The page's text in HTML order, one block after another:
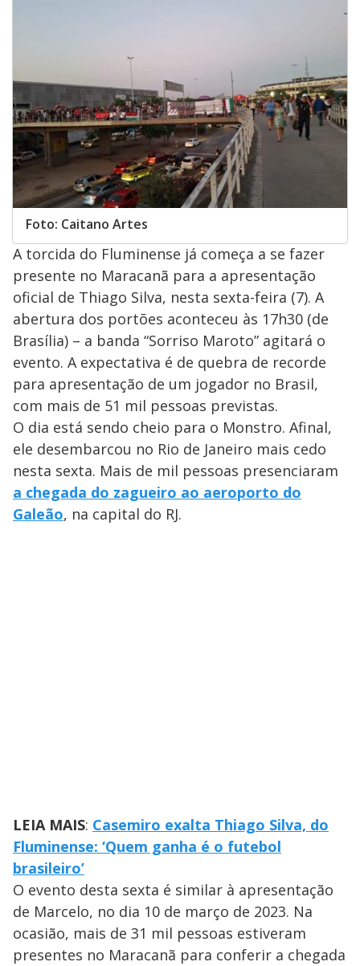
Foto: Caitano Artes
A torcida do Fluminense já começa a se fazer
presente no Maracanã para a apresentação
oficial de Thiago Silva, nesta sexta-feira (7). A
abertura dos portões aconteceu às 17h30 (de
Brasília) – a banda “Sorriso Maroto” agitará o
evento. A expectativa é de quebra de recorde
para apresentação de um jogador no Brasil,
com mais de 51 mil pessoas previstas.
O dia está sendo cheio para o Monstro. Afinal,
ele desembarcou no Rio de Janeiro mais cedo
nesta sexta. Mais de mil pessoas presenciaram
a chegada do zagueiro ao aeroporto do
Galeão, na capital do RJ.
LEIA MAIS: Casemiro exalta Thiago Silva, do
Fluminense: ‘Quem ganha é o futebol
brasileiro’
O evento desta sexta é similar à apresentação
de Marcelo, no dia 10 de março de 2023. Na
ocasião, mais de 31 mil pessoas estiveram
presentes no Maracanã para conferir a chegada